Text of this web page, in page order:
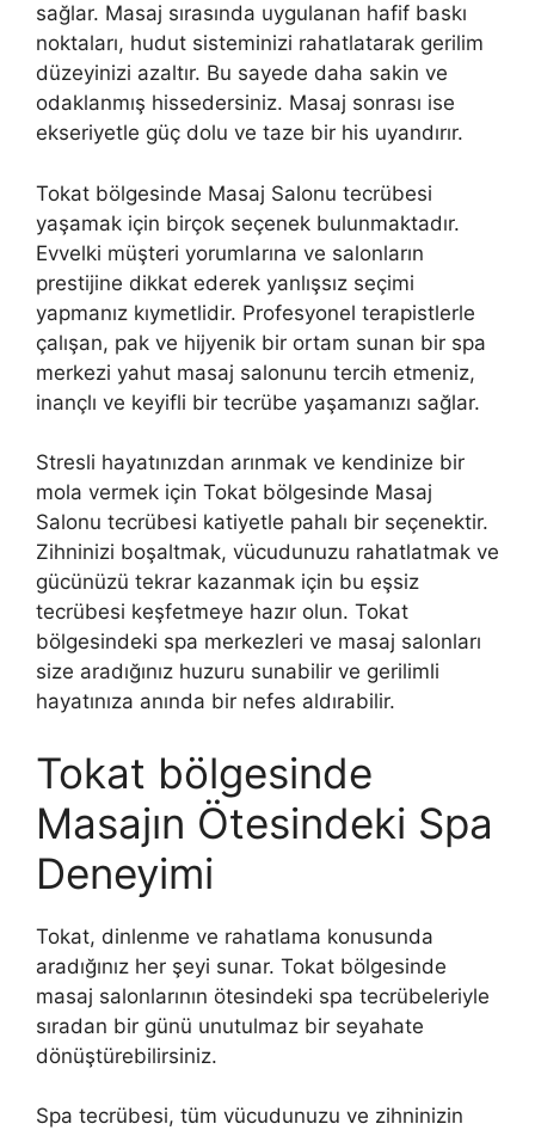
sağlar. Masaj sırasında uygulanan hafif baskı
noktaları, hudut sisteminizi rahatlatarak gerilim
düzeyinizi azaltır. Bu sayede daha sakin ve
odaklanmış hissedersiniz. Masaj sonrası ise
ekseriyetle güç dolu ve taze bir his uyandırır.
Tokat bölgesinde Masaj Salonu tecrübesi
yaşamak için birçok seçenek bulunmaktadır.
Evvelki müşteri yorumlarına ve salonların
prestijine dikkat ederek yanlışsız seçimi
yapmanız kıymetlidir. Profesyonel terapistlerle
çalışan, pak ve hijyenik bir ortam sunan bir spa
merkezi yahut masaj salonunu tercih etmeniz,
inançlı ve keyifli bir tecrübe yaşamanızı sağlar.
Stresli hayatınızdan arınmak ve kendinize bir
mola vermek için Tokat bölgesinde Masaj
Salonu tecrübesi katiyetle pahalı bir seçenektir.
Zihninizi boşaltmak, vücudunuzu rahatlatmak ve
gücünüzü tekrar kazanmak için bu eşsiz
tecrübesi keşfetmeye hazır olun. Tokat
bölgesindeki spa merkezleri ve masaj salonları
size aradığınız huzuru sunabilir ve gerilimli
hayatınıza anında bir nefes aldırabilir.
Tokat bölgesinde
Masajın Ötesindeki Spa
Deneyimi
Tokat, dinlenme ve rahatlama konusunda
aradığınız her şeyi sunar. Tokat bölgesinde
masaj salonlarının ötesindeki spa tecrübeleriyle
sıradan bir günü unutulmaz bir seyahate
dönüştürebilirsiniz.
Spa tecrübesi, tüm vücudunuzu ve zihninizin